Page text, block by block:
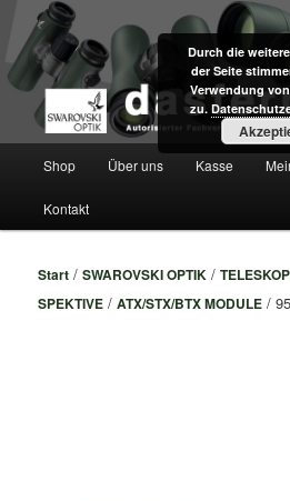
primären
Inhalt
springendasfernglas.at
Fachversand für Swarovski Optik
Shop Über uns Kasse
Kontakt
Start /SWAROVSKI OPTIK /
SPEKTIVE /ATX/STX/BTX MODULE /
Durch die
der Seite
Verwendung
zu.